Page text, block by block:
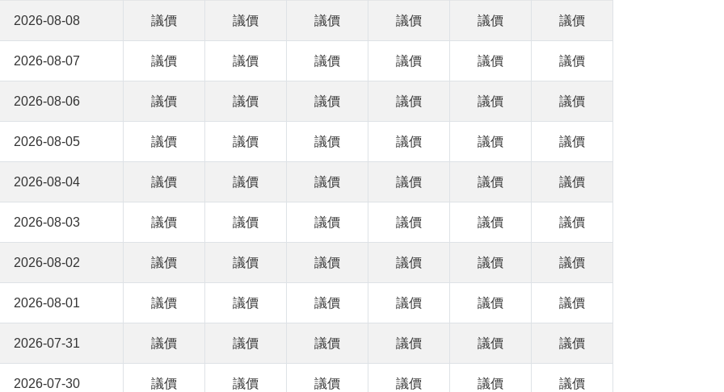
2026-08-08 議價 議價 議價 議價 議價 議價
2026-08-07 議價 議價 議價 議價 議價 議價
2026-08-06 議價 議價 議價 議價 議價 議價
2026-08-05 議價 議價 議價 議價 議價 議價
2026-08-04 議價 議價 議價 議價 議價 議價
2026-08-03 議價 議價 議價 議價 議價 議價
2026-08-02 議價 議價 議價 議價 議價 議價
2026-08-01 議價 議價 議價 議價 議價 議價
2026-07-31 議價 議價 議價 議價 議價 議價
2026-07-30 議價 議價 議價 議價 議價 議價